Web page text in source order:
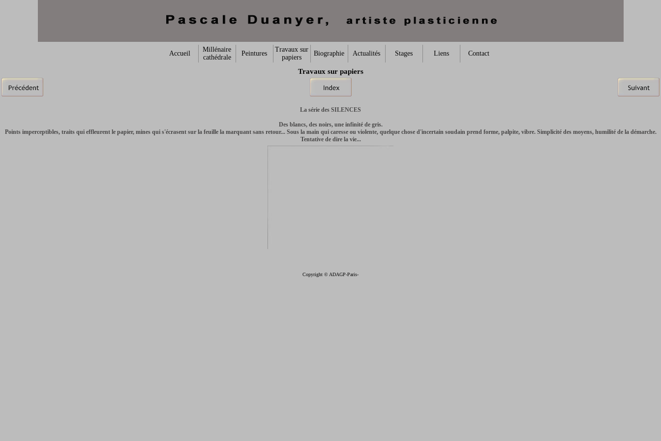
Accueil
Millénaire
cathédrale
Peintures
Travaux sur
papiers
Biographie Actualités Stages Liens Contact
Travaux sur papiers
La série des SILENCES
Des blancs, des noirs, une infinité de gris.
Points imperceptibles, traits qui effleurent le papier, mines qui s'écrasent sur la feuille la marquant sans retour... Sous la main qui caresse ou violente, quelque chose d'incertain soudain prend forme, palpite, vibre. Simplicité des moyens, humilité de la démarche.
Tentative de dire la vie...
Copyright © ADAGP-Paris-